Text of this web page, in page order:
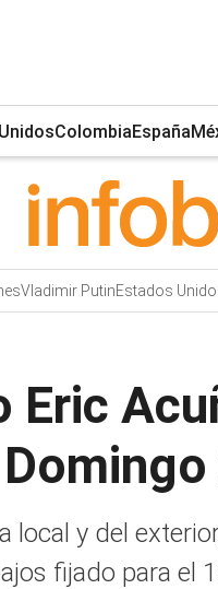
ColombiaEspaña
Vladimir PutinEstados
Eric
y del
fijado para el